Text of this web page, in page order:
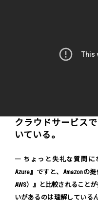
クラウドサービス
いている。
― ちょっと失礼な質問に
Azure』ですと、Amazonの
AWS）』と比較されること
いがあるのは理解している